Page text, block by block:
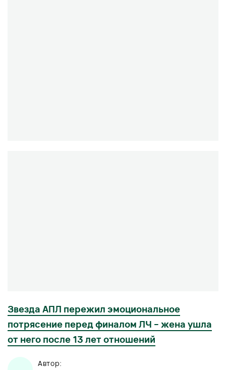
Звезда АПЛ пережил эмоциональное
потрясение перед финалом ЛЧ – жена ушла
от него после 13 лет отношений
Автор: